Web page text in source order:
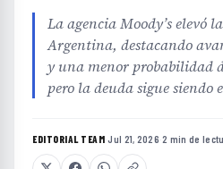
La agencia Moody’s elevó
Argentina, destacando
y una menor probabilidad
pero la deuda sigue siendo
EDITORIAL TEAM·Jul 21, 2026·2 min de